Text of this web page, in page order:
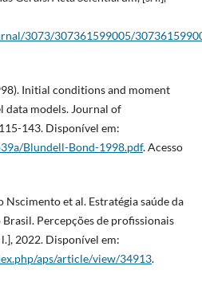
3073/307361599005/
Initial conditions and moment
data models. Journal of
143. Disponível em:
Blundell-Bond-1998.pdf. Acesso
Nscimento et al. Estratégia saúde da
Percepções de profissionais
2022. Disponível em:
aps/article/view/34913.